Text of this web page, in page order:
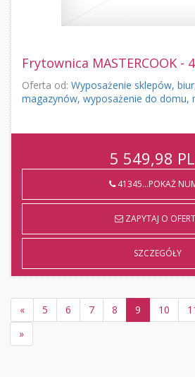
Frytownica MASTERCOOK -
Oferta od: Wyposażenie sklepów,
magazynów, wyposażenie do domu,
5 549,98
41345...POKAŻ
ZAPYTAJ O
SZCZEGÓŁY
« 5 6 7 8 9 10
»